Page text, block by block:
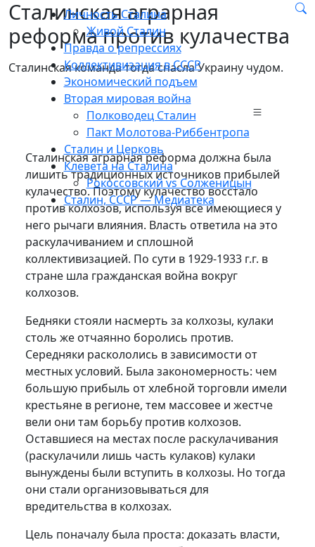
Личность Сталина
Живой Сталин
Правда о репрессиях
Коллективизация в СССР
Экономический подъем
Вторая мировая война
Полководец Сталин
Пакт Молотова-Риббентропа
Сталин и Церковь
Клевета на Сталина
Рокоссовский vs Солженицын
Сталин, СССР — Медиатека
Сталинская аграрная
реформа против кулачества
Сталинская команда тогда спасла Украину чудом.
Сталинская аграрная реформа должна была
лишить традиционных источников прибылей
кулачество. Поэтому кулачество восстало
против колхозов, используя все имеющиеся у
него рычаги влияния. Власть ответила на это
раскулачиванием и сплошной
коллективизацией. По сути в 1929-1933 г.г. в
стране шла гражданская война вокруг
колхозов.
Бедняки стояли насмерть за колхозы, кулаки
столь же отчаянно боролись против.
Середняки раскололись в зависимости от
местных условий. Была закономерность: чем
большую прибыль от хлебной торговли имели
крестьяне в регионе, тем массовее и жестче
вели они там борьбу против колхозов.
Оставшиеся на местах после раскулачивания
(раскулачили лишь часть кулаков) кулаки
вынуждены были вступить в колхозы. Но тогда
они стали организовываться для
вредительства в колхозах.
Цель поначалу была проста: доказать власти,